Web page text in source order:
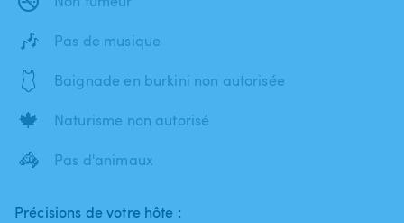
🎶 Pas de musique
🩱 Baignade en burkini non autorisée
🍁 Naturisme non autorisé
🦓 Pas d'animaux
Précisions de votre hôte :